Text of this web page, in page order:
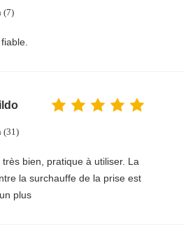
(7)
(31)
très bien, pratique à utiliser. La
la surchauffe de la prise est
plus